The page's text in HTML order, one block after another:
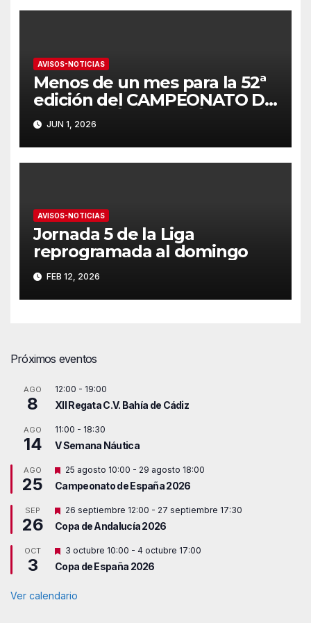
AVISOS-NOTICIAS
Menos de un mes para la 52ª
edición del CAMPEONATO DE
ANDALUCÍA DE PATÍN A VELA
JUN 1, 2026
AVISOS-NOTICIAS
Jornada 5 de la Liga
reprogramada al domingo
FEB 12, 2026
Próximos eventos
AGO
8
12:00 - 19:00
XII Regata C.V. Bahía de Cádiz
AGO
14
11:00 - 18:30
V Semana Náutica
AGO
25
D
s
a
c
d
25 agosto 10:00 - 29 agosto 18:00
Campeonato de España 2026
SEP
26
D
s
a
c
o
26 septiembre 12:00 - 27 septiembre 17:30
Copa de Andalucía 2026
OCT
3
D
s
a
3 octubre 10:00 - 4 octubre 17:00
Copa de España 2026
Ver calendario